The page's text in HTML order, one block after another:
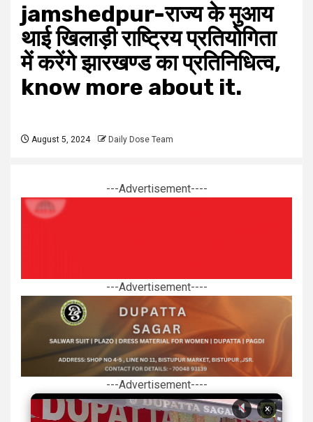
jamshedpur-राज्य के मुआय
थाई खिलाड़ी राष्ट्रिय प्रतियोगिता
में करेंगे झारखण्ड का प्रतिनिधित्व,
know more about it.
August 5, 2024 Daily Dose Team
---Advertisement----
---Advertisement----
---Advertisement----
×